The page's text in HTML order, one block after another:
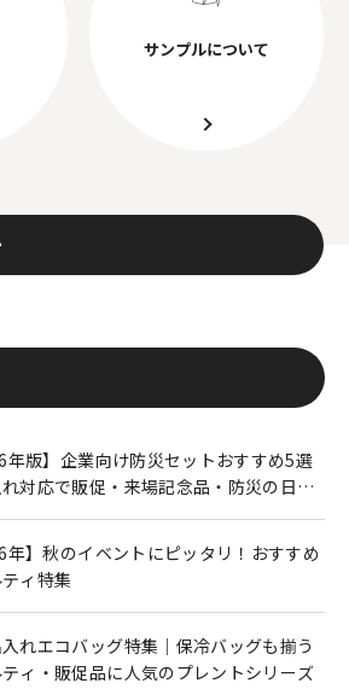
サンプルについて
年版】企業向け防災セットおすすめ5選
れ対応で販促・来場記念品・防災の日に
年】秋のイベントにピッタリ！おすすめ
ィ特集
れエコバッグ特集｜保冷バッグも揃う
ティ・販促品に人気のプレントシリーズ